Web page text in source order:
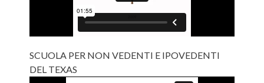
SCUOLA PER NON VEDENTI E IPOVEDENTI
DEL TEXAS